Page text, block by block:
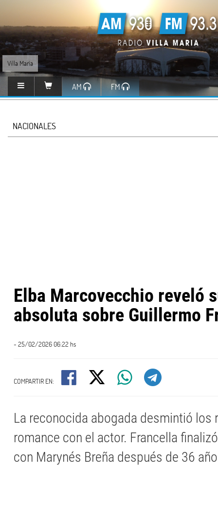
Villa María
AM FM
NACIONALES
Elba Marcovecchio reveló
absoluta sobre Guillermo
- 25/02/2026 06:22 hs
COMPARTIR EN:
La reconocida abogada desmintió los
romance con el actor. Francella
con Marynés Breña después de 36